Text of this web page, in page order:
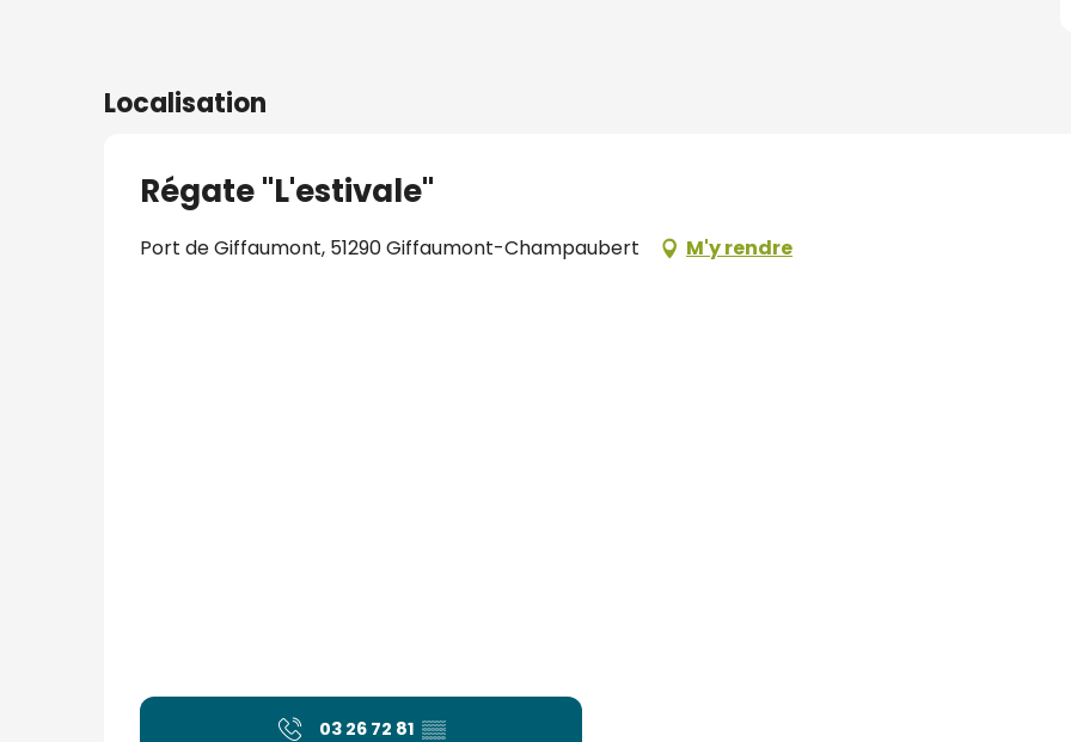
Localisation
Régate "L'estivale"
Port de Giffaumont, 51290 Giffaumont-Champaubert M'y rendre
03 26 72 81 ▒▒